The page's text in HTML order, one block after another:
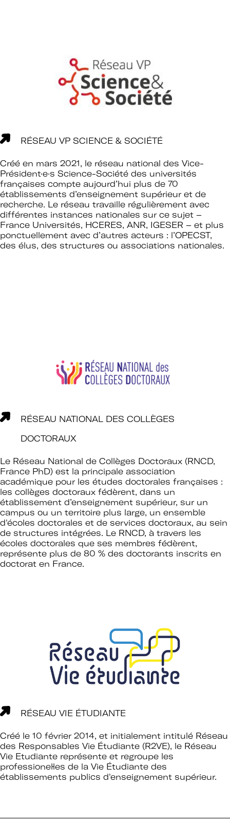
RÉSEAU VP SCIENCE & SOCIÉTÉ
Créé en mars 2021, le réseau national des Vice-
Président·e·s Science-Société des universités
françaises compte aujourd’hui plus de 70
établissements d’enseignement supérieur et de
recherche. Le réseau travaille régulièrement avec
différentes instances nationales sur ce sujet –
France Universités, HCERES, ANR, IGESER – et plus
ponctuellement avec d’autres acteurs : l’OPECST,
des élus, des structures ou associations nationales.
RÉSEAU NATIONAL DES COLLÈGES
DOCTORAUX
Le Réseau National de Collèges Doctoraux (RNCD,
France PhD) est la principale association
académique pour les études doctorales françaises :
les collèges doctoraux fédèrent, dans un
établissement d’enseignement supérieur, sur un
campus ou un territoire plus large, un ensemble
d'écoles doctorales et de services doctoraux, au sein
de structures intégrées. Le RNCD, à travers les
écoles doctorales que ses membres fédèrent,
représente plus de 80 % des doctorants inscrits en
doctorat en France.
RÉSEAU VIE ÉTUDIANTE
Créé le 10 février 2014, et initialement intitulé Réseau
des Responsables Vie Étudiante (R2VE), le Réseau
Vie Etudiante représente et regroupe les
professionel·les de la Vie Étudiante des
établissements publics d'enseignement supérieur.